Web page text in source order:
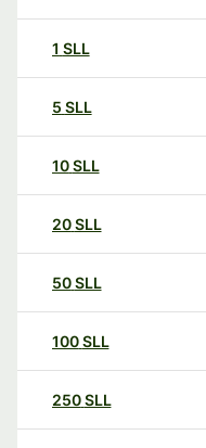
1 SLL
5 SLL
10SLL
20SLL
50SLL
100SLL
250SLL